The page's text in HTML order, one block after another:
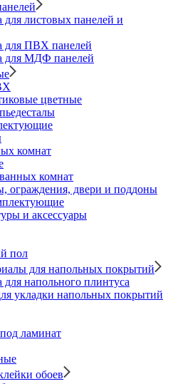
листовых панелей и
для ПВХ панелей
для МДФ панелей
цветные
комнат
комнат
ограждения, двери и поддоны
и аксессуары
пол
для напольных покрытий
напольного плинтуса
укладки напольных покрытий
ламинат
обоев